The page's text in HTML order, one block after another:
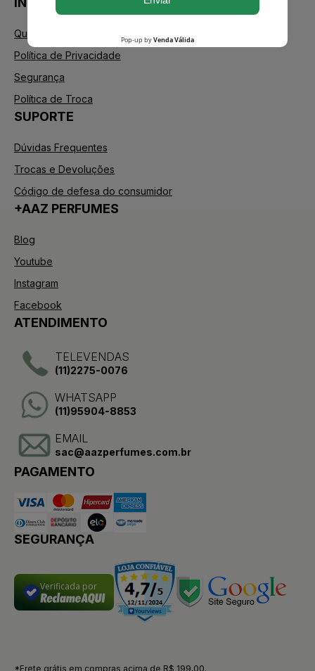
Quem Somos
Política de Privacidade
Segurança
Política de Troca
SUPORTE
Dúvidas Frequentes
Trocas e Devoluções
Código de defesa do consumidor
+AAZ PERFUMES
Blog
Youtube
Instagram
Facebook
ATENDIMENTO
TELEVENDAS
(11)2275-0076
WHATSAPP
(11)95904-8853
EMAIL
sac@aazperfumes.com.br
PAGAMENTO
SEGURANÇA
Verificada por
*Frete grátis em compras acima de R$ 199,00.